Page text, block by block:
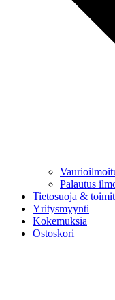
Palautus
Tietosuoja &
Yritysmyynti
Kokemuksia
Ostoskori